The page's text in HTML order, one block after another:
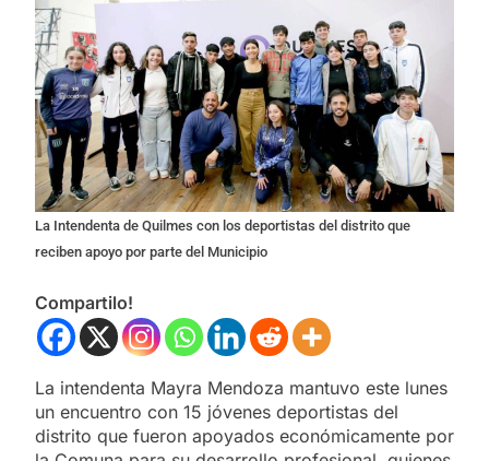
La Intendenta de Quilmes con los deportistas del distrito que
reciben apoyo por parte del Municipio
Compartilo!
La intendenta Mayra Mendoza mantuvo este lunes
un encuentro con 15 jóvenes deportistas del
distrito que fueron apoyados económicamente por